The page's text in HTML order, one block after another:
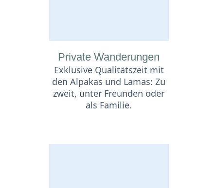
Private Wanderungen
Exklusive Qualitätszeit mit
den Alpakas und Lamas: Zu
zweit, unter Freunden oder
als Familie.